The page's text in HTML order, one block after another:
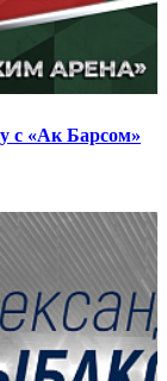
с «Ак Барсом»